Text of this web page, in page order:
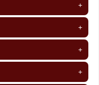
+
+
+
+